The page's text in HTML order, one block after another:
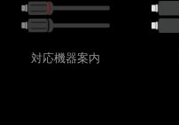
対応機器案内